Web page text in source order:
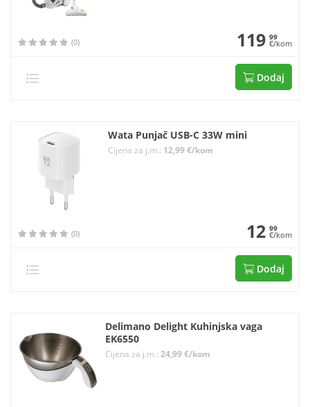
(0) 119 99
€/kom
Dodaj
Wata Punjač USB-C 33W mini
Cijena za j.m.: 12,99 €/kom
(0) 12 99
€/kom
Dodaj
Delimano Delight Kuhinjska vaga
EK6550
Cijena za j.m.: 24,99 €/kom